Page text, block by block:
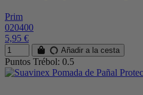
Prim
020400
5,95 €
Añadir a la cesta
Puntos Trébol: 0.5